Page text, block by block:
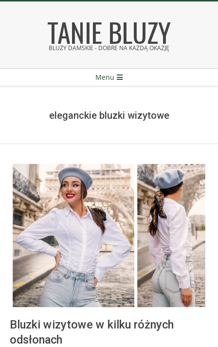
TANIE BLUZY
BLUZY DAMSKIE - DOBRE NA KAŻDĄ OKAZJĘ
Menu
eleganckie bluzki wizytowe
Bluzki wizytowe w kilku różnych
odsłonach